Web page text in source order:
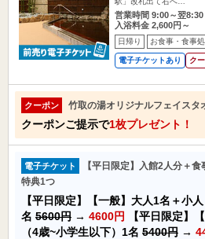
営業時間 9:00～翌8:30
入浴料金 2,600円～
日帰り お食事・食事処
電子チケットあり ク
クーポン 竹取の湯オリジナルフェイスタ
クーポンご提示で1枚プレゼント！
電子チケット
【平日限定】入館2人分＋
特典1つ
【平日限定】【一般】大人1名＋小
名 5600円 → 4600円
【平日限定】
（4歳~小学生以下）1名 5400円 →